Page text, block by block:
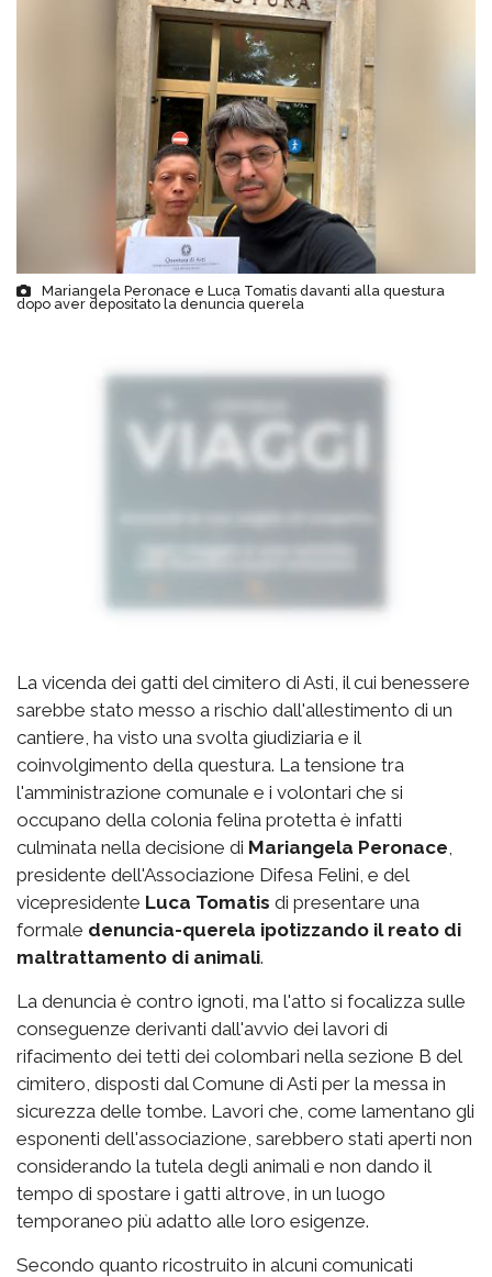
Mariangela Peronace e Luca Tomatis davanti alla questura
dopo aver depositato la denuncia querela
La vicenda dei gatti del cimitero di Asti, il cui benessere
sarebbe stato messo a rischio dall'allestimento di un
cantiere, ha visto una svolta giudiziaria e il
coinvolgimento della questura. La tensione tra
l'amministrazione comunale e i volontari che si
occupano della colonia felina protetta è infatti
culminata nella decisione di Mariangela Peronace
presidente dell'Associazione Difesa Felini, e del
vicepresidente Luca Tomatis di presentare una
formale denuncia-querela ipotizzando il reato di
maltrattamento di animali.
La denuncia è contro ignoti, ma l'atto si focalizza sulle
conseguenze derivanti dall'avvio dei lavori di
rifacimento dei tetti dei colombari nella sezione B del
cimitero, disposti dal Comune di Asti per la messa in
sicurezza delle tombe. Lavori che, come lamentano gli
esponenti dell'associazione, sarebbero stati aperti non
considerando la tutela degli animali e non dando il
tempo di spostare i gatti altrove, in un luogo
temporaneo più adatto alle loro esigenze.
Secondo quanto ricostruito in alcuni comunicati